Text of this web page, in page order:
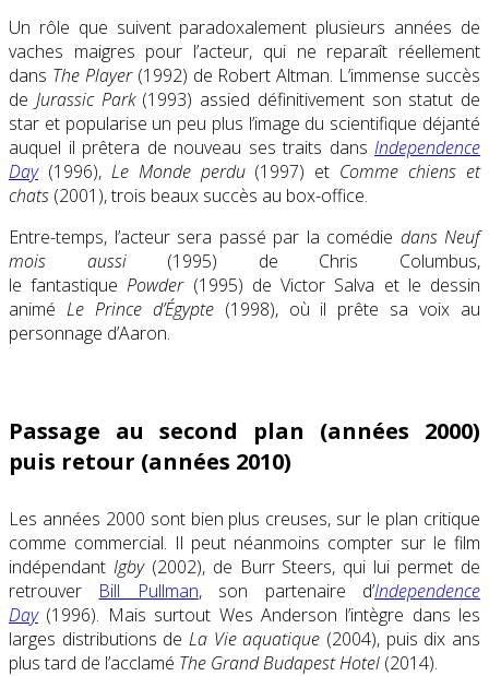
Un rôle que suivent paradoxalement plusieurs années de
vaches maigres pour l’acteur, qui ne reparaît réellement
dans The Player(1992) de Robert Altman. L’immense succès
de Jurassic Park(1993) assied définitivement son statut de
star et popularise un peu plus l’image du scientifique déjanté
auquel il prêtera de nouveau ses traits dans Independence
Day(1996), Le Monde perdu(1997) et Comme chiens et
chats (2001), trois beaux succès au box-office.
Entre-temps, l’acteur sera passé par la comédie dans Neuf
mois aussi(1995) de Chris Columbus,
le fantastiquePowder(1995) de Victor Salva et le dessin
animé Le Prince d’Égypte (1998), où il prête sa voix au
personnage d’Aaron.
Passage au second plan (années 2000)
puis retour (années 2010)
Les années 2000 sont bien plus creuses, sur le plan critique
comme commercial. Il peut néanmoins compter sur le film
indépendant Igby (2002), de Burr Steers, qui lui permet de
retrouver Bill Pullman, son partenaire d’Independence
Day (1996). Mais surtout Wes Anderson l’intègre dans les
larges distributions de La Vie aquatique (2004), puis dix ans
plus tard de l’acclamé The Grand Budapest Hotel (2014).